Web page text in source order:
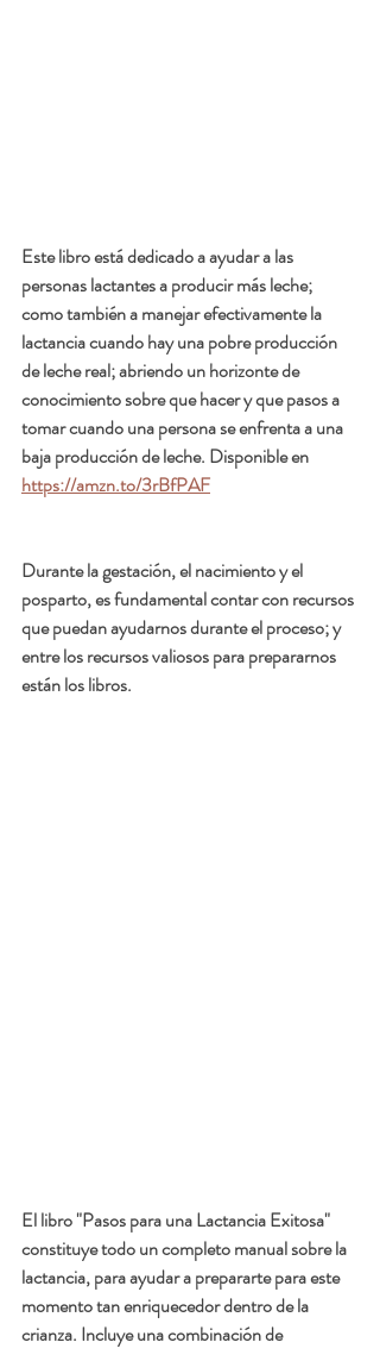
Este libro está dedicado a ayudar a las
personas lactantes a producir más leche;
como también a manejar efectivamente la
lactancia cuando hay una pobre producción
de leche real; abriendo un horizonte de
conocimiento sobre que hacer y que pasos a
tomar cuando una persona se enfrenta a una
baja producción de leche. Disponible en
https://amzn.to/3rBfPAF
Durante la gestación, el nacimiento y el
posparto, es fundamental contar con recursos
que puedan ayudarnos durante el proceso; y
entre los recursos valiosos para prepararnos
están los libros.
El libro "Pasos para una Lactancia Exitosa"
constituye todo un completo manual sobre la
lactancia, para ayudar a prepararte para este
momento tan enriquecedor dentro de la
crianza. Incluye una combinación de